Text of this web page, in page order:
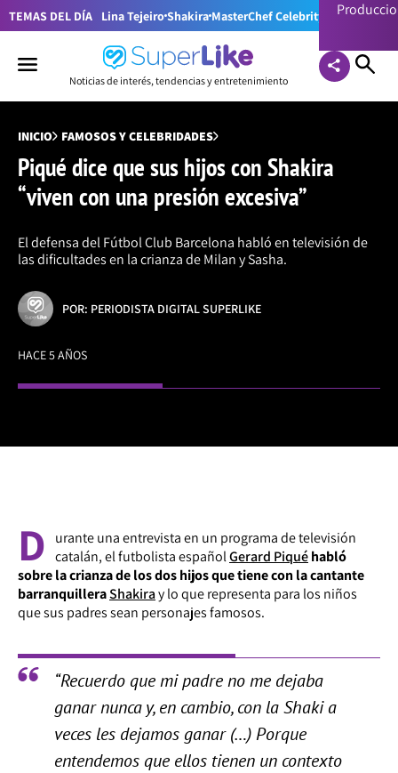
TEMAS DEL DÍA Lina TejeiroShakira MasterChef Celebrity Colombia
Noticias de interés, tendencias y entretenimiento
INICIO FAMOSOS Y CELEBRIDADES
Piqué dice que sus hijos con Shakira
“viven con una presión excesiva”
El defensa del Fútbol Club Barcelona habló en televisión de
las dificultades en la crianza de Milan y Sasha.
POR: PERIODISTA DIGITAL SUPERLIKE
HACE 5 AÑOS
D
urante una entrevista en un programa de televisión
catalán, el futbolista españolGerard Piquéhabló
sobre la crianza de los dos hijos que tiene con la cantante
barranquilleraShakiray lo que representa para los niños
que sus padres sean personajes famosos.
“Recuerdo que mi padre no me dejaba
ganar nunca y, en cambio, con laShakia
veces les dejamos ganar (…) Porque
entendemos que ellos tienen un contexto